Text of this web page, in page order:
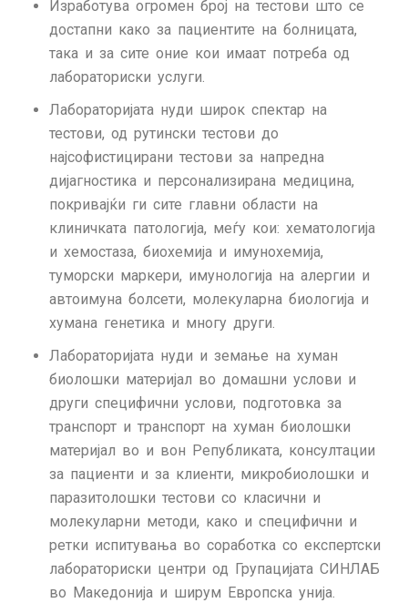
Изработува огромен број на тестови што се
достапни како за пациентите на болницата,
така и за сите оние кои имаат потреба од
лабораториски услуги.
Лабораторијата нуди широк спектар на
тестови, од рутински тестови до
најсофистицирани тестови за напредна
дијагностика и персонализирана медицина,
покривајќи ги сите главни области на
клиничката патологија, меѓу кои: хематологија
и хемостаза, биохемија и имунохемија,
туморски маркери, имунологија на алергии и
автоимуна болсети, молекуларна биологија и
хумана генетика и многу други.
Лабораторијата нуди и земање на хуман
биолошки материјал во домашни услови и
други специфични услови, подготовка за
транспорт и транспорт на хуман биолошки
материјал во и вон Републиката, консултации
за пациенти и за клиенти, микробиолошки и
паразитолошки тестови со класични и
молекуларни методи, како и специфични и
ретки испитувања во соработка со експертски
лабораториски центри од Групацијата СИНЛАБ
во Македонија и ширум Европска унија.